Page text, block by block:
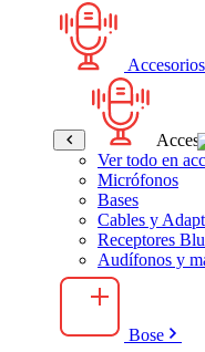
Accesorios
Ver todo en
Micrófonos
Bases
Cables y
Receptores
Audífonos y
Bose